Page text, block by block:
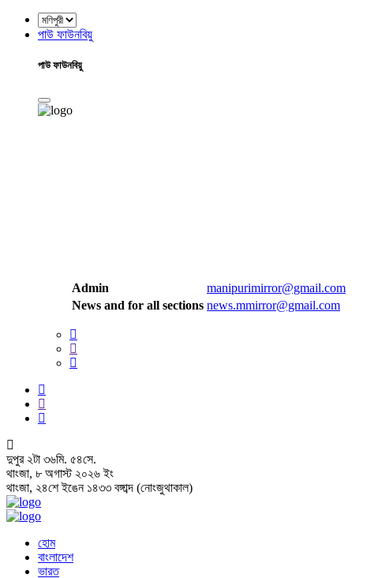
পাউ ফাউনবিয়ু
পাউ ফাউনবিয়ু
Admin
manipurimirror@gmail.com
News and for all sections news.mmirror@gmail.com
দুপুর ২টা ৩৬মি. ৫৫সে.
থাংজা, ৮ অগাস্ট ২০২৬ ইং
থাংজা, ২৪শে ইঙেন ১৪৩৩ বঙ্গাব্দ (নোংজুথাকাল)
হোম
বাংলাদেশ
ভারত